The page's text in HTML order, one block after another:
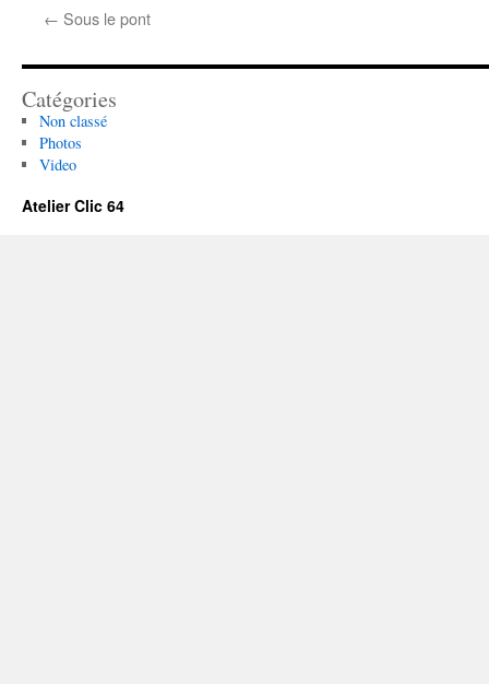
← Sous le pont
Catégories
Non classé
Photos
Video
Atelier Clic 64